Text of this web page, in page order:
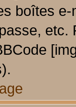
boîtes